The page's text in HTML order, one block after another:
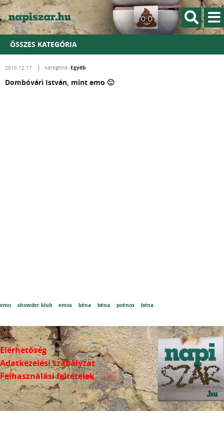
ÖSSZES KATEGÓRIA
2010.12.17. Kategória: Egyéb
Dombóvári István, mint emo 🙂
emo showder klub emos béna béna poénos béna
Elérhetőség
Adatkezelési szabályzat
Felhasználási feltételek